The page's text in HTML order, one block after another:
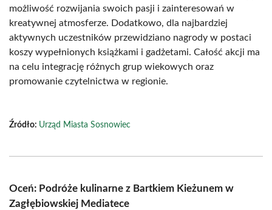
możliwość rozwijania swoich pasji i zainteresowań w
kreatywnej atmosferze. Dodatkowo, dla najbardziej
aktywnych uczestników przewidziano nagrody w postaci
koszy wypełnionych książkami i gadżetami. Całość akcji ma
na celu integrację różnych grup wiekowych oraz
promowanie czytelnictwa w regionie.
Źródło: Urząd Miasta Sosnowiec
Oceń: Podróże kulinarne z Bartkiem Kieżunem w
Zagłębiowskiej Mediatece